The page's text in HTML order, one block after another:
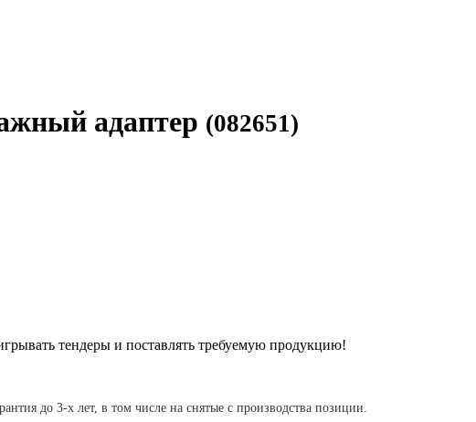
адаптер (082651)
тендеры и поставлять требуемую продукцию!
до 3-х лет, в том числе на снятые с производства позиции.